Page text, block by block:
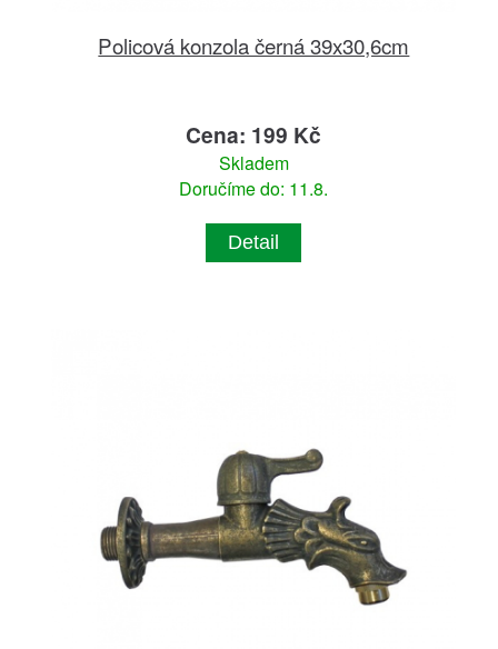
Policová konzola černá 39x30,6cm
Cena: 199 Kč
Skladem
Doručíme do: 11.8.
Detail